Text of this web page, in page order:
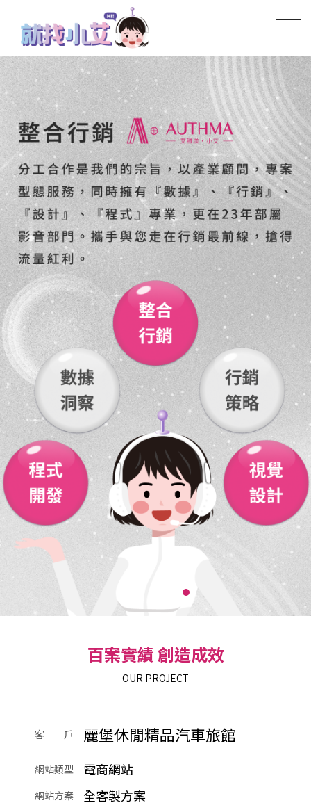
百案實績 創造成效
OUR PROJECT
客 戶 麗堡休閒精品汽車旅館
網站類型 電商網站
網站方案 全客製方案